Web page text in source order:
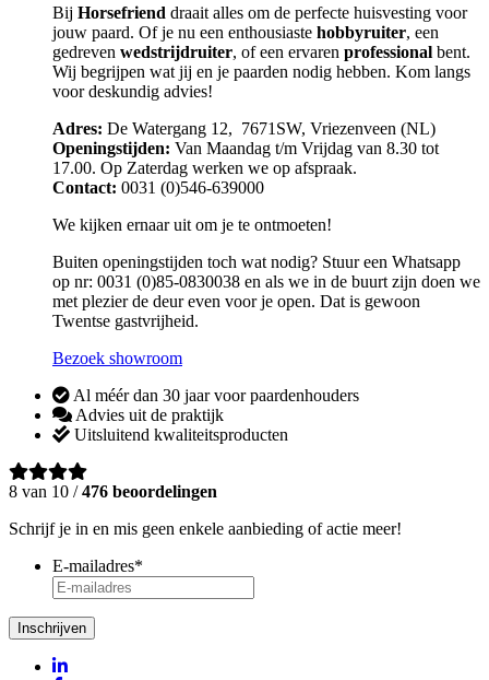
Bij Horsefriend draait alles om de perfecte huisvesting voor
jouw paard. Of je nu een enthousiaste hobbyruiter, een
gedreven wedstrijdruiter, of een ervaren professional bent.
Wij begrijpen wat jij en je paarden nodig hebben. Kom langs
voor deskundig advies!
Adres: De Watergang 12, 7671SW, Vriezenveen (NL)
Openingstijden: Van Maandag t/m Vrijdag van 8.30 tot
17.00. Op Zaterdag werken we op afspraak.
Contact: 0031 (0)546-639000
We kijken ernaar uit om je te ontmoeten!
Buiten openingstijden toch wat nodig? Stuur een Whatsapp
op nr: 0031 (0)85-0830038 en als we in de buurt zijn doen we
met plezier de deur even voor je open. Dat is gewoon
Twentse gastvrijheid.
Bezoek showroom
Al méér dan 30 jaar voor paardenhouders
Advies uit de praktijk
Uitsluitend kwaliteitsproducten
8 van 10 /476 beoordelingen
Schrijf je in en mis geen enkele aanbieding of actie meer!
E-mailadres*
Inschrijven